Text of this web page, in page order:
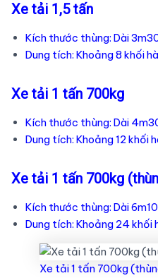
Xe tải 1,5 tấn
Kích thước thùng: Dài
Dung tích: Khoảng 8 khối
Xe tải 1 tấn 700kg
Kích thước thùng: Dài
Dung tích: Khoảng 12 khối
Xe tải 1 tấn 700kg
Kích thước thùng: Dài
Dung tích: Khoảng 24 khối
Xe tải 1 tấn 700kg